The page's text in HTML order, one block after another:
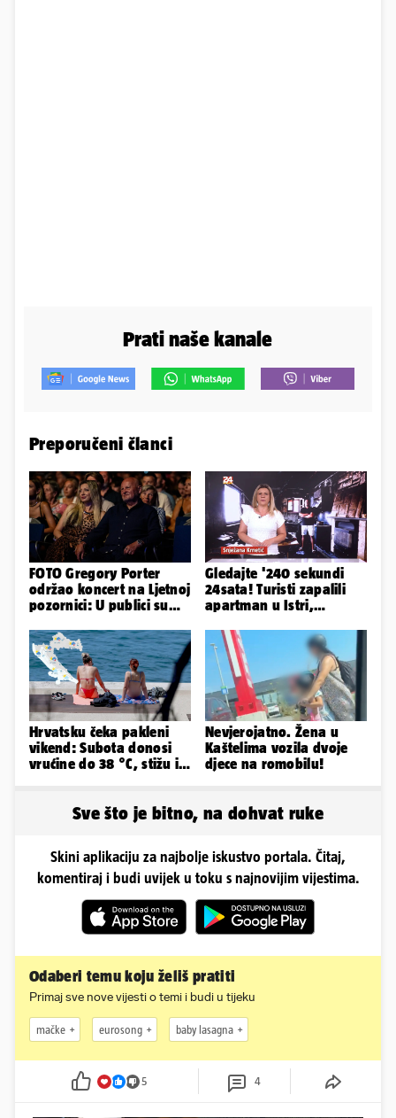
Prati naše kanale
Preporučeni članci
FOTO Gregory Porter
održao koncert na Ljetnoj
pozornici: U publici su
Gledajte '240 sekundi
24sata! Turisti zapalili
apartman u Istri,
završena'
Hrvatsku čeka pakleni
vikend: Subota donosi
vrućine do 38 °C, stižu i
Nevjerojatno. Žena u
Kaštelima vozila dvoje
djece na romobilu!
Sve što je bitno, na dohvat ruke
Skini aplikaciju za najbolje iskustvo portala. Čitaj,
komentiraj i budi uvijek u toku s najnovijim vijestima.
Odaberi temu koju želiš pratiti
Primaj sve nove vijesti o temi i budi u tijeku
mačke eurosong baby lasagna
5 4